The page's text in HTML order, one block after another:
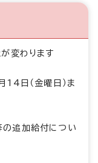
変わります
14日（金曜日）ま
追加給付につい